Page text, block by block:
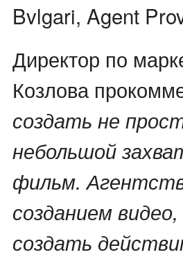
Bvlgari, Agent
Директор по
Козлова
создать не
небольшой
фильм.
созданием
создать